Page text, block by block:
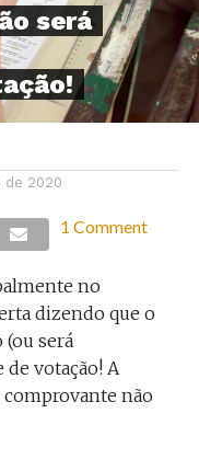
será
de 2020
1 Comment
no
dizendo que o
será
votação! A
não